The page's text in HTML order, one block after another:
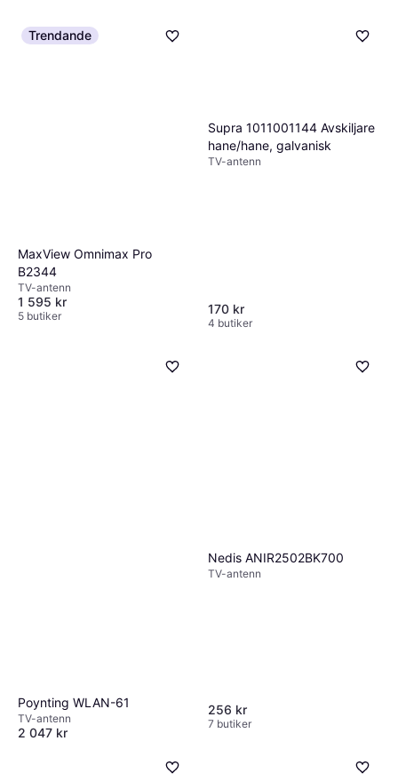
Trendande
MaxView Omnimax Pro
B2344
TV-antenn
1 595 kr
5 butiker
Supra 1011001144 Avskiljare
hane/hane, galvanisk
TV-antenn
170 kr
4 butiker
Poynting WLAN-61
TV-antenn
2 047 kr
Nedis ANIR2502BK700
TV-antenn
256 kr
7 butiker